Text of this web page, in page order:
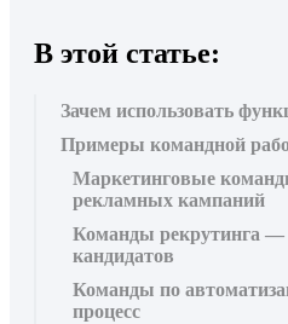
В этой статье:
Зачем использовать
Примеры командной
Маркетинговые
рекламных кампаний
Команды рекрутинга —
кандидатов
Команды по
процесс